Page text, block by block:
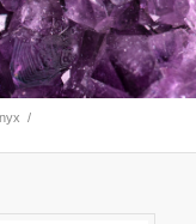
/